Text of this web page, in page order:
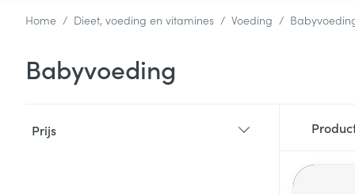
Home / Dieet, voeding en vitamines / Voeding /
Babyvoeding
Prijs